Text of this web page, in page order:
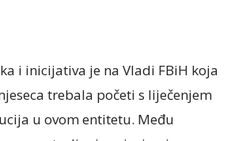
i inicijativa je na Vladi FBiH koja
trebala početi s liječenjem
u ovom entitetu. Među